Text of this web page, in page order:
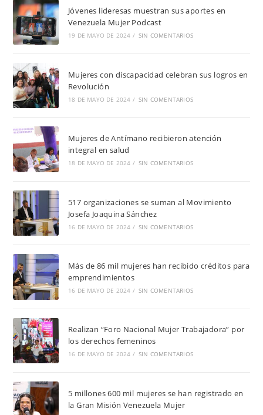
Jóvenes lideresas muestran sus aportes en
Venezuela Mujer Podcast
19 DE MAYO DE 2024 / SIN COMENTARIOS
Mujeres con discapacidad celebran sus logros en
Revolución
18 DE MAYO DE 2024 / SIN COMENTARIOS
Mujeres de Antímano recibieron atención
integral en salud
18 DE MAYO DE 2024 / SIN COMENTARIOS
517 organizaciones se suman al Movimiento
Josefa Joaquina Sánchez
16 DE MAYO DE 2024 / SIN COMENTARIOS
Más de 86 mil mujeres han recibido créditos para
emprendimientos
16 DE MAYO DE 2024 / SIN COMENTARIOS
Realizan “Foro Nacional Mujer Trabajadora” por
los derechos femeninos
16 DE MAYO DE 2024 / SIN COMENTARIOS
5 millones 600 mil mujeres se han registrado en
la Gran Misión Venezuela Mujer